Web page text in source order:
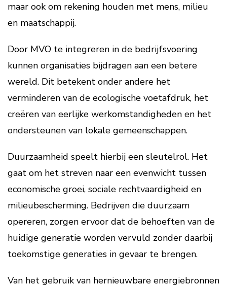
maar ook om rekening houden met mens, milieu
en maatschappij.
Door MVO te integreren in de bedrijfsvoering
kunnen organisaties bijdragen aan een betere
wereld. Dit betekent onder andere het
verminderen van de ecologische voetafdruk, het
creëren van eerlijke werkomstandigheden en het
ondersteunen van lokale gemeenschappen.
Duurzaamheid speelt hierbij een sleutelrol. Het
gaat om het streven naar een evenwicht tussen
economische groei, sociale rechtvaardigheid en
milieubescherming. Bedrijven die duurzaam
opereren, zorgen ervoor dat de behoeften van de
huidige generatie worden vervuld zonder daarbij
toekomstige generaties in gevaar te brengen.
Van het gebruik van hernieuwbare energiebronnen